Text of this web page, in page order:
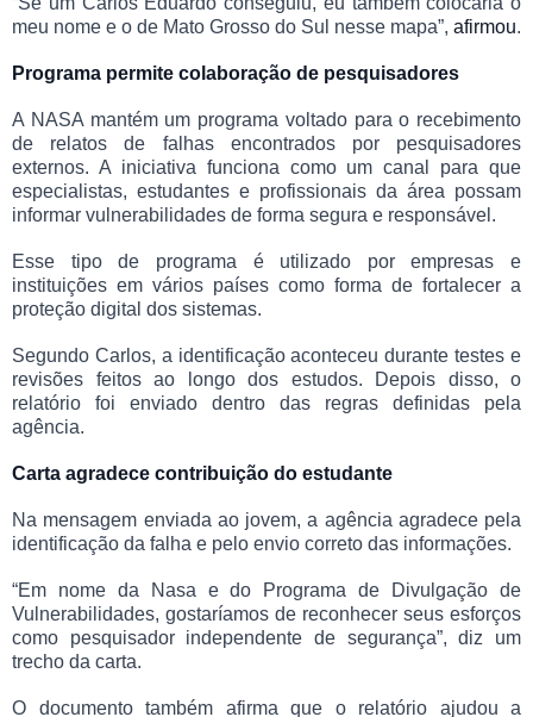
meu nome e o de Mato Grosso do Sul nesse mapa”, afirmou.
Programa permite colaboração de pesquisadores
A NASA mantém um programa voltado para o recebimento
de relatos de falhas encontrados por pesquisadores
externos. A iniciativa funciona como um canal para que
especialistas, estudantes e profissionais da área possam
informar vulnerabilidades de forma segura e responsável.
Esse tipo de programa é utilizado por empresas e
instituições em vários países como forma de fortalecer a
proteção digital dos sistemas.
Segundo Carlos, a identificação aconteceu durante testes e
revisões feitos ao longo dos estudos. Depois disso, o
relatório foi enviado dentro das regras definidas pela
agência.
Carta agradece contribuição do estudante
Na mensagem enviada ao jovem, a agência agradece pela
identificação da falha e pelo envio correto das informações.
“Em nome da Nasa e do Programa de Divulgação de
Vulnerabilidades, gostaríamos de reconhecer seus esforços
como pesquisador independente de segurança”, diz um
trecho da carta.
O documento também afirma que o relatório ajudou a